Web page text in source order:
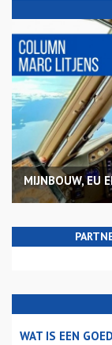
MIJNBOUW, EU
WAT IS EEN